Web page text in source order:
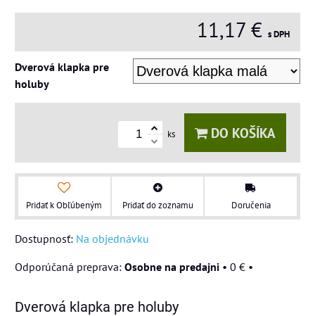
11,17 € s DPH
Dverová klapka pre
holuby
ks DO KOŠÍKA
Pridať k Obľúbeným Pridať do zoznamu Doručenia
Dostupnosť: Na objednávku
Osobne na predajni • 0 € •
Dverová klapka pre holuby